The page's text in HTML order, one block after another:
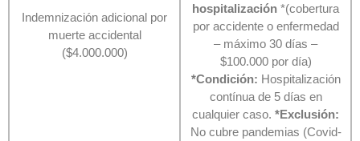
Indemnización adicional por
muerte accidental
($4.000.000)
hospitalización *(cobertura
por accidente o enfermedad
– máximo 30 días –
$100.000 por día)
*Condición: Hospitalización
contínua de 5 días en
cualquier caso. *Exclusión:
No cubre pandemias (Covid-